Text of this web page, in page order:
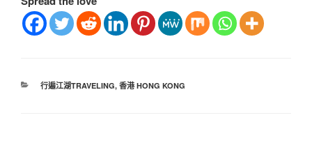
行遍江湖TRAVELING, 香港 HONG KONG